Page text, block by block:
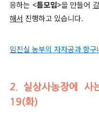
응하는 <틈모임>을 만들어
해서 진행하고 있습니다.
임진실 농부의 자자공과 항
2. 실상사농장에
19(화)